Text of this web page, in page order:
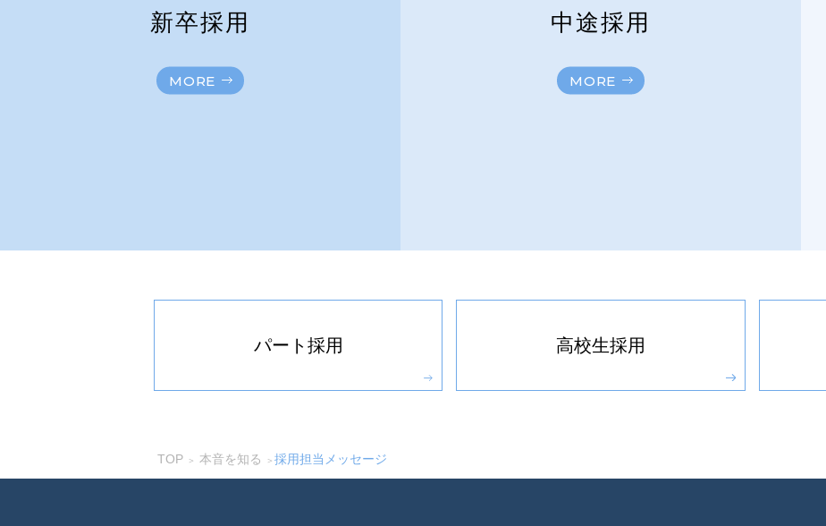
新卒採用
MORE
中途採用
MORE
パート採用 高校生採用
TOP ＞ 本音を知る ＞ 採用担当メッセージ